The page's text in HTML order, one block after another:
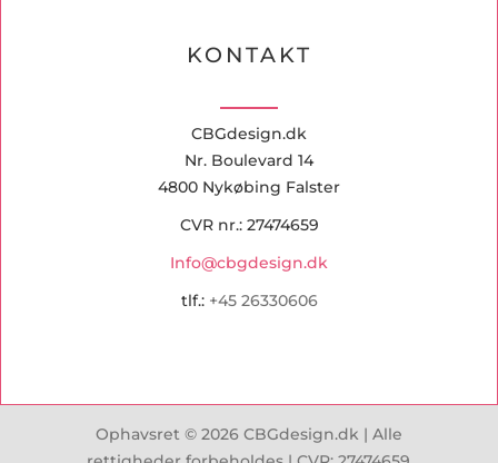
KONTAKT
CBGdesign.dk
Nr. Boulevard 14
4800 Nykøbing Falster
CVR nr.: 27474659
Info@cbgdesign.dk
tlf.: +45 26330606
Ophavsret © 2026 CBGdesign.dk | Alle